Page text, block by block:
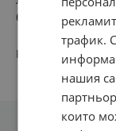
броя.
PN: CV431 AD
трафик.
нашия
които